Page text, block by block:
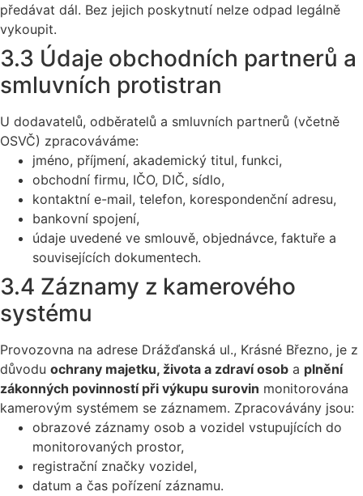
předávat dál. Bez jejich poskytnutí nelze odpad legálně
vykoupit.
3.3 Údaje obchodních partnerů a
smluvních protistran
U dodavatelů, odběratelů a smluvních partnerů (včetně
OSVČ) zpracováváme:
jméno, příjmení, akademický titul, funkci,
obchodní firmu, IČO, DIČ, sídlo,
kontaktní e-mail, telefon, korespondenční adresu,
bankovní spojení,
údaje uvedené ve smlouvě, objednávce, faktuře a
souvisejících dokumentech.
3.4 Záznamy z kamerového
systému
Provozovna na adrese Drážďanská ul., Krásné Březno, je z
důvodu ochrany majetku, života a zdraví osob a plnění
zákonných povinností při výkupu surovin monitorována
kamerovým systémem se záznamem. Zpracovávány jsou:
obrazové záznamy osob a vozidel vstupujících do
monitorovaných prostor,
registrační značky vozidel,
datum a čas pořízení záznamu.